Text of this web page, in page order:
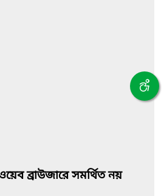
ব্রাউজারে সমর্থিত নয়